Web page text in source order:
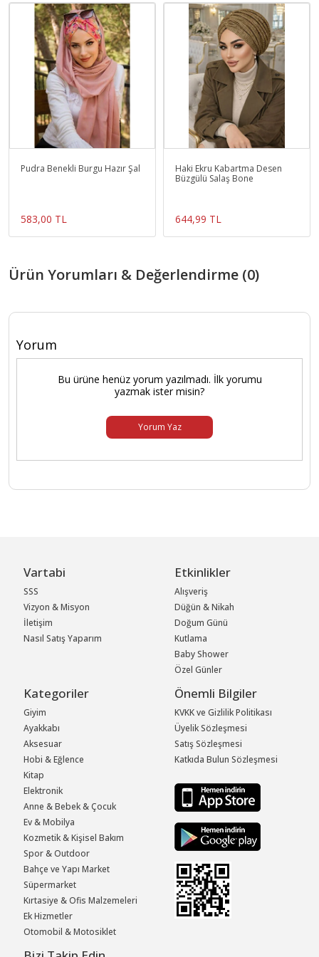
Pudra Benekli Burgu Hazır Şal
583,00 TL
Haki Ekru Kabartma Desen
Büzgülü Salaş Bone
644,99 TL
Ürün Yorumları & Değerlendirme (0)
Yorum
Bu ürüne henüz yorum yazılmadı. İlk yorumu
yazmak ister misin?
Yorum Yaz
Vartabi
SSS
Vizyon & Misyon
İletişim
Nasıl Satış Yaparım
Etkinlikler
Alışveriş
Düğün & Nikah
Doğum Günü
Kutlama
Baby Shower
Özel Günler
Kategoriler
Giyim
Ayakkabı
Aksesuar
Hobi & Eğlence
Kitap
Elektronik
Anne & Bebek & Çocuk
Ev & Mobilya
Kozmetik & Kişisel Bakım
Spor & Outdoor
Bahçe ve Yapı Market
Süpermarket
Kırtasiye & Ofis Malzemeleri
Ek Hizmetler
Otomobil & Motosiklet
Önemli Bilgiler
KVKK ve Gizlilik Politikası
Üyelik Sözleşmesi
Satış Sözleşmesi
Katkıda Bulun Sözleşmesi